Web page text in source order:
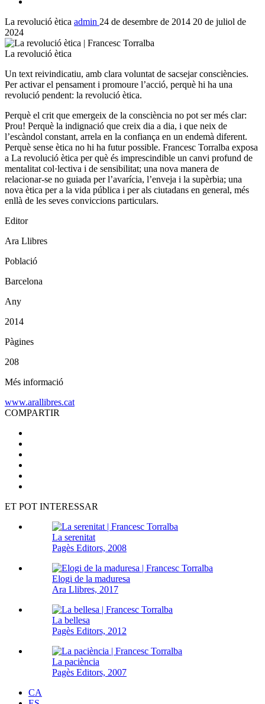
La revolució ètica admin 24 de desembre de 2014 20 de juliol de
2024
La revolució ètica
Un text reivindicatiu, amb clara voluntat de sacsejar consciències.
Per activar el pensament i promoure l’acció, perquè hi ha una
revolució pendent: la revolució ètica.
Perquè el crit que emergeix de la consciència no pot ser més clar:
Prou! Perquè la indignació que creix dia a dia, i que neix de
l’escàndol constant, arrela en la confiança en un endemà diferent.
Perquè sense ètica no hi ha futur possible. Francesc Torralba exposa
a La revolució ètica per què és imprescindible un canvi profund de
mentalitat col·lectiva i de sensibilitat; una nova manera de
relacionar-se no guiada per l’avarícia, l’enveja i la supèrbia; una
nova ètica per a la vida pública i per als ciutadans en general, més
enllà de les seves conviccions particulars.
Editor
Ara Llibres
Població
Barcelona
Any
2014
Pàgines
208
Més informació
www.arallibres.cat
COMPARTIR
ET POT INTERESSAR
La serenitat
Pagès Editors, 2008
Elogi de la maduresa
Ara Llibres, 2017
La bellesa
Pagès Editors, 2012
La paciència
Pagès Editors, 2007
CA